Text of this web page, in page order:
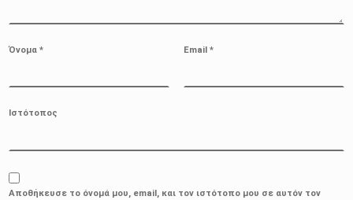
Όνομα* Email *
Ιστότοπος
Αποθήκευσε το όνομά μου, email, και τον ιστότοπο μου σε αυτόν τον